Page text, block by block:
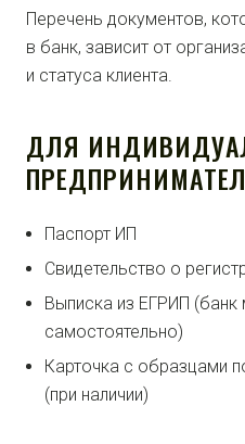
Перечень документов,
в банк, зависит от
и статуса клиента.
ДЛЯ
Паспорт ИП
Свидетельство о
Выписка из ЕГРИП
самостоятельно)
Карточка с образцами
(при наличии)